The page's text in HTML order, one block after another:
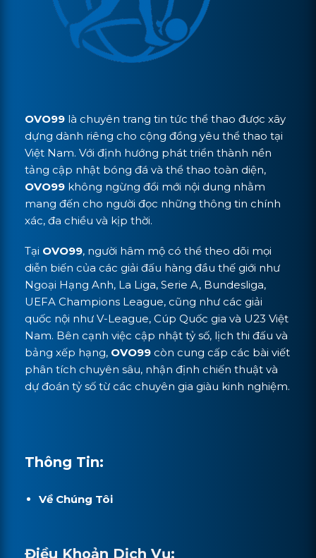
OVO99 là chuyên trang tin tức thể thao được xây
dựng dành riêng cho cộng đồng yêu thể thao tại
Việt Nam. Với định hướng phát triển thành nền
tảng cập nhật bóng đá và thể thao toàn diện,
OVO99 không ngừng đổi mới nội dung nhằm
mang đến cho người đọc những thông tin chính
xác, đa chiều và kịp thời.
Tại OVO99, người hâm mộ có thể theo dõi mọi
diễn biến của các giải đấu hàng đầu thế giới như
Ngoại Hạng Anh, La Liga, Serie A, Bundesliga,
UEFA Champions League, cũng như các giải
quốc nội như V-League, Cúp Quốc gia và U23 Việt
Nam. Bên cạnh việc cập nhật tỷ số, lịch thi đấu và
bảng xếp hạng, OVO99 còn cung cấp các bài viết
phân tích chuyên sâu, nhận định chiến thuật và
dự đoán tỷ số từ các chuyên gia giàu kinh nghiệm.
Thông Tin:
Về Chúng Tôi
Điều Khoản Dịch Vụ: